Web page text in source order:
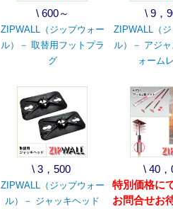
\ 600～
ZIPWALL（ジップウォー
ル）－ 取替用フットプラ
グ
\ 9，
ZIPWALL（
ル）－ アジ
ォーム
\ 3，500
ZIPWALL（ジップウォー
ル）－ ジャッキヘッド
\ 40，
特別価格に
お問合せお